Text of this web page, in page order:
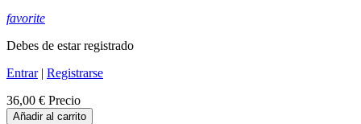
favorite
Debes de estar registrado
Entrar| Registrarse
36,00 € Precio
Añadir al carrito